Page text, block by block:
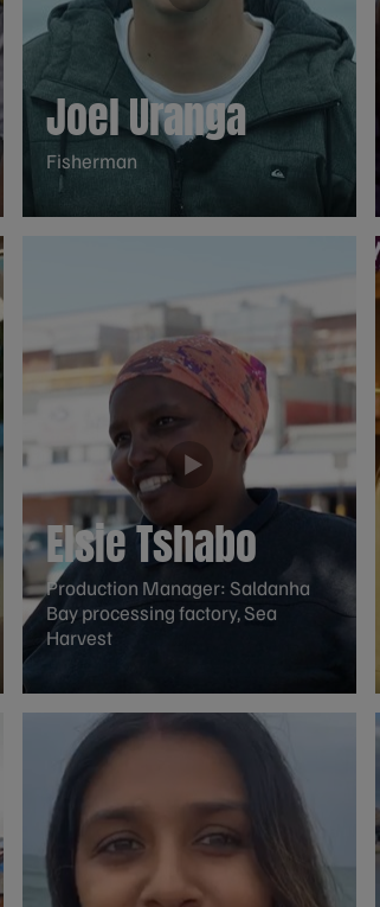
Joel Uranga
Fisherman
Elsie Tshabo
Production Manager: Saldanha
Bay processing factory, Sea
Harvest